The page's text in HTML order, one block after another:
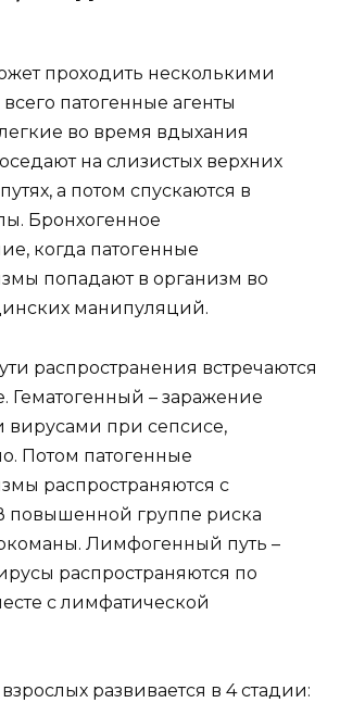
проходить несколькими
патогенные агенты
во время вдыхания
на слизистых верхних
а потом спускаются в
Бронхогенное
когда патогенные
попадают в организм во
манипуляций.
распространения встречаются
Гематогенный – заражение
вирусами при сепсисе,
Потом патогенные
распространяются с
повышенной группе риска
Лимфогенный путь –
распространяются по
с лимфатической
развивается в 4 стадии: